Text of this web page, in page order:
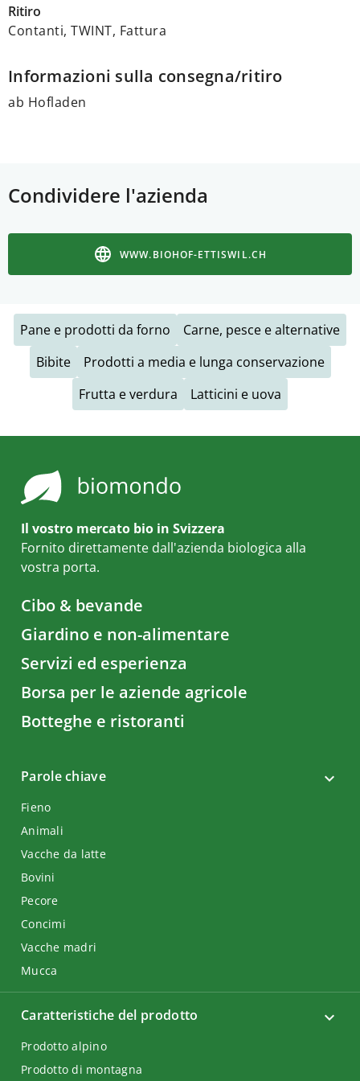
Ritiro
Contanti, TWINT, Fattura
Informazioni sulla consegna/ritiro
ab Hofladen
Condividere l'azienda
WWW.BIOHOF-ETTISWIL.CH
Pane e prodotti da forno
Carne, pesce e alternative
Bibite
Prodotti a media e lunga conservazione
Frutta e verdura
Latticini e uova
Il vostro mercato bio in Svizzera
Fornito direttamente dall'azienda biologica alla
vostra porta.
Cibo & bevande
Giardino e non-alimentare
Servizi ed esperienza
Borsa per le aziende agricole
Botteghe e ristoranti
Parole chiave
Fieno
Animali
Vacche da latte
Bovini
Pecore
Concimi
Vacche madri
Mucca
Caratteristiche del prodotto
Prodotto alpino
Prodotto di montagna